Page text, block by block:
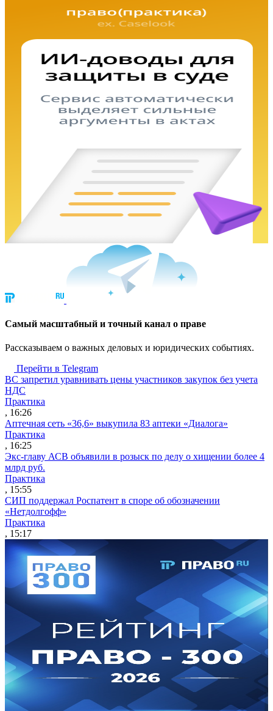
Cамый масштабный и точный канал о праве
Рассказываем о важных деловых и юридических событиях.
Перейти в Telegram
ВС запретил уравнивать цены участников закупок без учета
НДС
Практика
, 16:26
Аптечная сеть «36,6» выкупила 83 аптеки «Диалога»
Практика
, 16:25
Экс-главу АСВ объявили в розыск по делу о хищении более 4
млрд руб.
Практика
, 15:55
СИП поддержал Роспатент в споре об обозначении
«Нетдолгофф»
Практика
, 15:17